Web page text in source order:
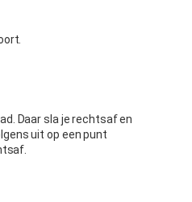
Daar sla je rechtsaf en
uit op een punt